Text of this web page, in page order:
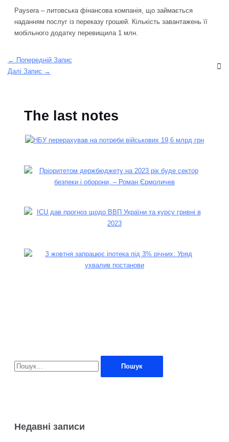
Paysera – литовська фінансова компанія, що займається
наданням послуг із переказу грошей. Кількість завантажень її
мобільного додатку перевищила 1 млн.
← Попередній Запис
Далі Запис →
The last notes
Недавні записи